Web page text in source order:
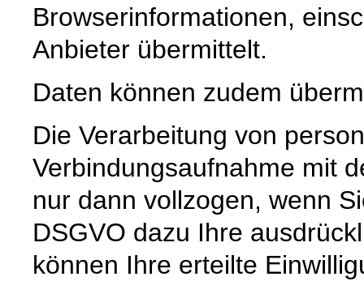
Browserinformationen,
Anbieter übermittelt.
Daten können zudem
Die Verarbeitung von
Verbindungsaufnahme mit
nur dann vollzogen, wenn
DSGVO dazu Ihre
können Ihre erteilte